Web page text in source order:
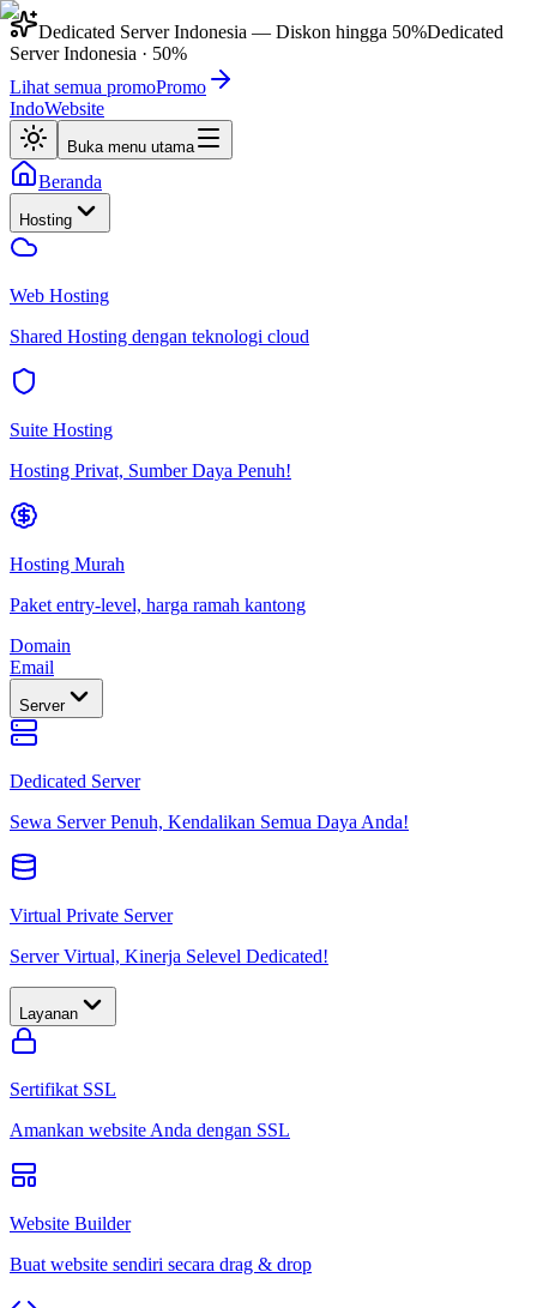
Dedicated Server Indonesia — Diskon hingga 50%Dedicated
Server Indonesia · 50%
Lihat semua promoPromo
IndoWebsite
Buka menu utama
Beranda
Hosting
Web Hosting
Shared Hosting dengan teknologi cloud
Suite Hosting
Hosting Privat, Sumber Daya Penuh!
Hosting Murah
Paket entry-level, harga ramah kantong
Domain
Email
Server
Dedicated Server
Sewa Server Penuh, Kendalikan Semua Daya Anda!
Virtual Private Server
Server Virtual, Kinerja Selevel Dedicated!
Layanan
Sertifikat SSL
Amankan website Anda dengan SSL
Website Builder
Buat website sendiri secara drag & drop